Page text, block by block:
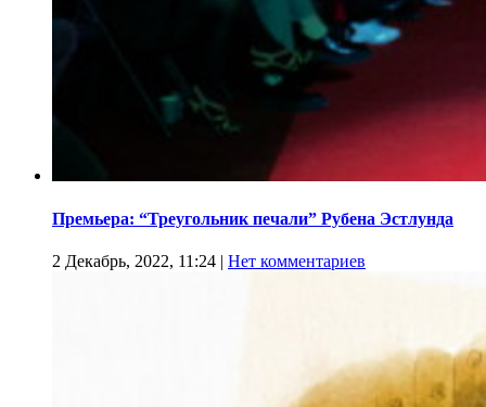
Премьера: “Треугольник печали” Рубена Эстлунда
2 Декабрь, 2022, 11:24 | Нет комментариев